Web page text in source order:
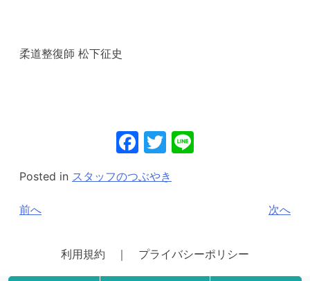
柔道整復師 松下征史
Facebook
Twitter
Posted in スタッフのつぶやき
投
ビ
前へ 次へ
利用規約 ｜ プライバシーポリシー